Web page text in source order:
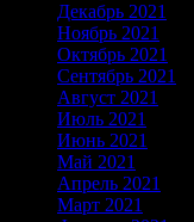
Декабрь 2021
Ноябрь 2021
Октябрь 2021
Сентябрь 2021
Август 2021
Июль 2021
Июнь 2021
Май 2021
Апрель 2021
Март 2021